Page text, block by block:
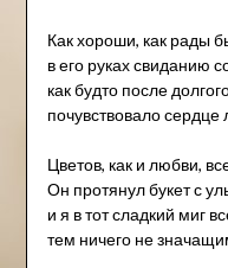
Как хороши, как рады
в его руках свиданию
как будто после
почувствовало сердце
Цветов, как и любви,
Он протянул букет с
и я в тот сладкий миг
тем ничего не